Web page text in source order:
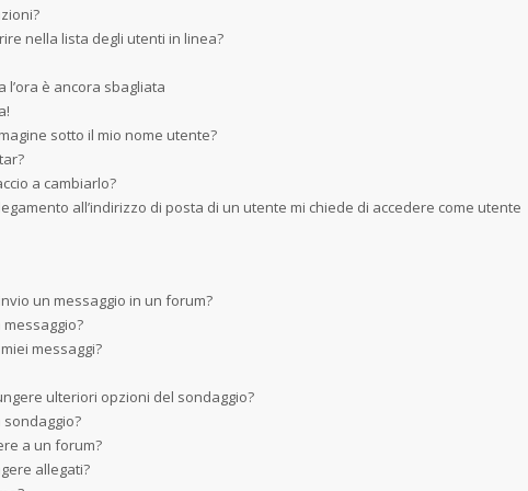
nella lista degli utenti in linea?
l’ora è ancora sbagliata
sotto il mio nome utente?
a cambiarlo?
all’indirizzo di posta di un utente mi chiede di accedere come utente
un messaggio in un forum?
messaggi?
ulteriori opzioni del sondaggio?
sondaggio?
a un forum?
allegati?